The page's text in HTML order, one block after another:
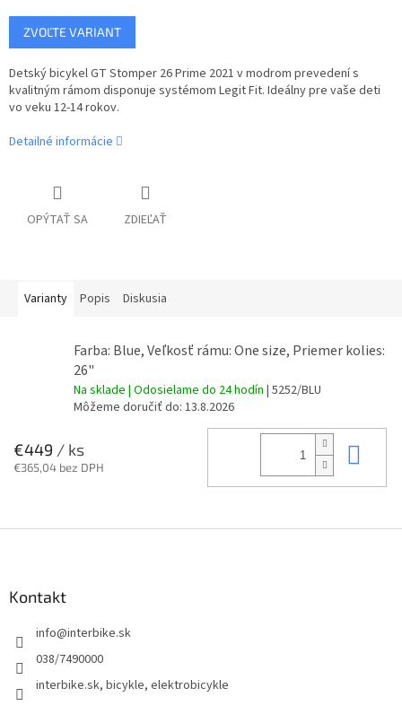
Jednotková
cena:
ZVOĽTE VARIANT
Detský bicykel GT Stomper 26 Prime 2021 v modrom prevedení s
kvalitným rámom disponuje systémom Legit Fit. Ideálny pre vaše deti
vo veku 12-14 rokov.
Detailné informácie
OPÝTAŤ SA ZDIEĽAŤ
Varianty Popis Diskusia
Farba: Blue, Veľkosť rámu: One size, Priemer kolies:
26"
Na sklade | Odosielame do 24 hodín | 5252/BLU
Môžeme doručiť do: 13.8.2026
€449 / ks
€365,04 bez DPH
Kontakt
info@interbike.sk
038/7490000
interbike.sk, bicykle, elektrobicykle